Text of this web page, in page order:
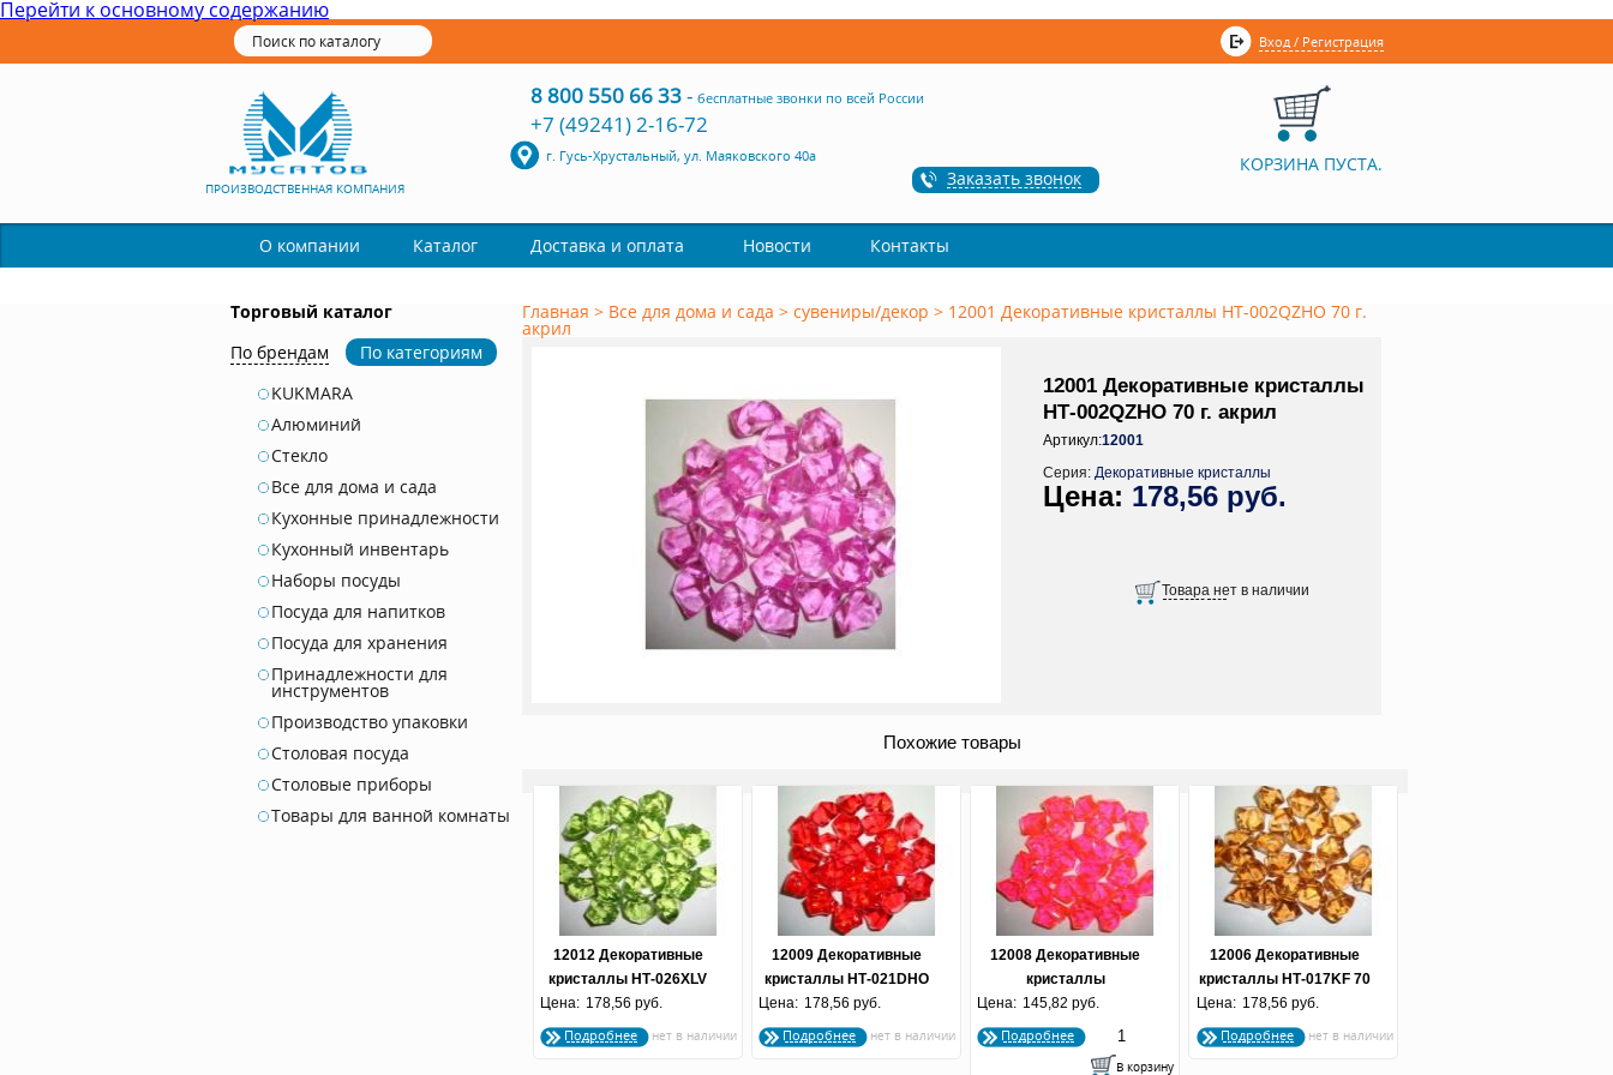
Перейти к основному содержанию
Вход / Регистрация
ПРОИЗВОДСТВЕННАЯ КОМПАНИЯ
8 800 550 66 33- бесплатные звонки по всей России
+7 (49241) 2-16-72
г. Гусь-Хрустальный, ул. Маяковского 40а
Заказать звонок
КОРЗИНА ПУСТА.
О компании Каталог Доставка и оплата Новости Контакты
Торговый каталог
По брендам
По категориям
KUKMARA
Алюминий
Стекло
Все для дома и сада
Кухонные принадлежности
Кухонный инвентарь
Наборы посуды
Посуда для напитков
Посуда для хранения
Принадлежности для
инструментов
Производство упаковки
Столовая посуда
Столовые приборы
Товары для ванной комнаты
Главная > Все для дома и сада > сувениры/декор > 12001 Декоративные кристаллы НТ-002QZHO 70 г.
акрил
12001 Декоративные кристаллы
НТ-002QZHO 70 г. акрил
Артикул:12001
Серия: Декоративные кристаллы
178,56 руб.
Похожие товары
12012 Декоративные
кристаллы НТ-026XLV
70 г. аркил
Цена: 178,56 руб.
Подробнее
12009 Декоративные
кристаллы НТ-021DHO
70 г. акрил
Цена: 178,56 руб.
Подробнее
12008 Декоративные
кристаллы
НТ-020MINGHO 70 г.
акрил
Цена: 145,82 руб.
Подробнее
12006 Декоративные
кристаллы НТ-017KF 70
г. акрил
Цена: 178,56 руб.
Подробнее